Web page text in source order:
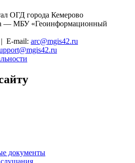
ОГД города Кемерово
— МБУ «Геоинформационный
| E-mail: arc@mgis42.ru
документы